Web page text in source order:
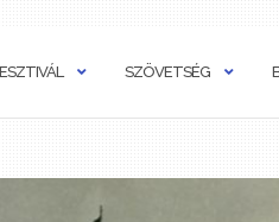
SZÖVETSÉG